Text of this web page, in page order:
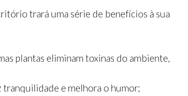
trará uma série de benefícios à sua
plantas eliminam toxinas do ambiente,
tranquilidade e melhora o humor;